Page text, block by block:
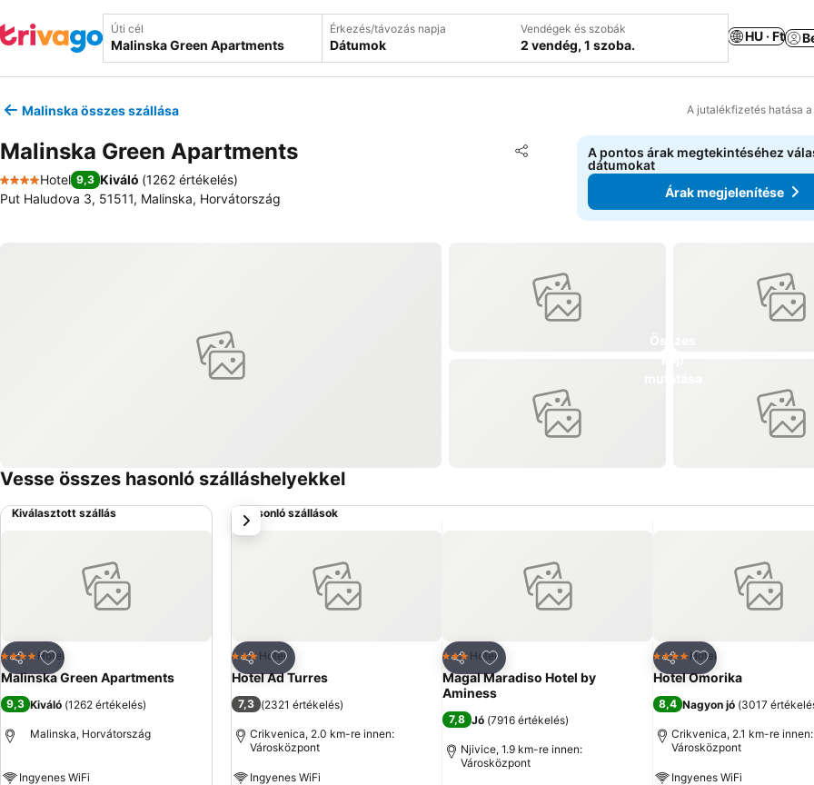
Úti cél Érkezés/távozás napja
Dátumok
Vendégek és szobák
2 vendég, 1 szoba.
HU · Ft
Malinska összes szállása A jutalékfizetés hatása
Malinska Green Apartments Megosztás
Hozzáadás a kedvencekhez
4 Kategória
Hotel 9,3 Kiváló (1262 értékelés)
Put Haludova 3, 51511, Malinska, Horvátország
A pontos árak megtekintéséhez
dátumokat
Árak megjelenítése
Vesse összes hasonló szálláshelyekkel
Kiválasztott szállás
Megosztás
Hozzáadás a kedvencekhez
4 Kategória
Hotel
Malinska Green Apartments
9,3 Kiváló (1262 értékelés)
Malinska, Horvátország
Ingyenes WiFi
Hasonló szállások
Megosztás
Hozzáadás a kedvencekhez
3 Kategória
Hotel
Hotel Ad Turres
7,3 (2321 értékelés)
Crikvenica, 2.0 km-re innen:
Városközpont
Ingyenes WiFi
Megosztás
Hozzáadás a kedvencekhez
3 Kategória
Hotel
Magal Maradiso Hotel by
Aminess
7,8 Jó (7916 értékelés)
Njivice, 1.9 km-re innen:
Városközpont
Megosztás
Hozzáadás a
4 Kategória
Hotel
Hotel Omorika
8,4 Nagyon jó (3017
Crikvenica, 2.1 km-re innen:
Városközpont
Ingyenes WiFi
következő